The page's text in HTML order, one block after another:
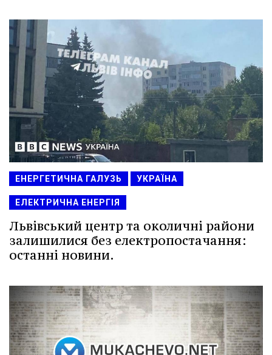
ЕНЕРГЕТИЧНА ГАЛУЗЬ УКРАЇНА
ЕЛЕКТРИЧНА ЕНЕРГІЯ
Львівський центр та околичні райони
залишилися без електропостачання:
останні новини.